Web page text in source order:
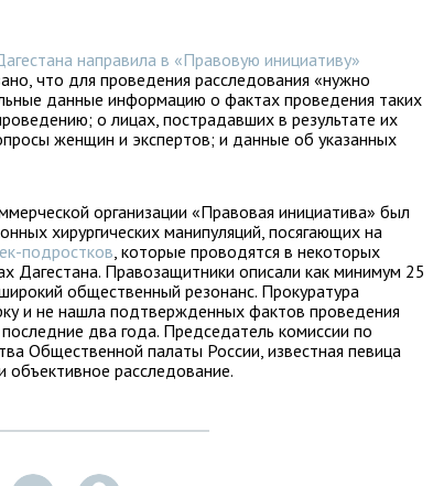
направила в «Правовую инициативу»
что для проведения расследования «нужно
данные информацию о фактах проведения таких
о лицах, пострадавших в результате их
женщин и экспертов; и данные об указанных
организации «Правовая инициатива» был
хирургических манипуляций, посягающих на
подростков, которые проводятся в некоторых
Дагестана. Правозащитники описали как минимум 25
общественный резонанс. Прокуратура
и не нашла подтвержденных фактов проведения
два года. Председатель комиссии по
Общественной палаты России, известная певица
объективное расследование.